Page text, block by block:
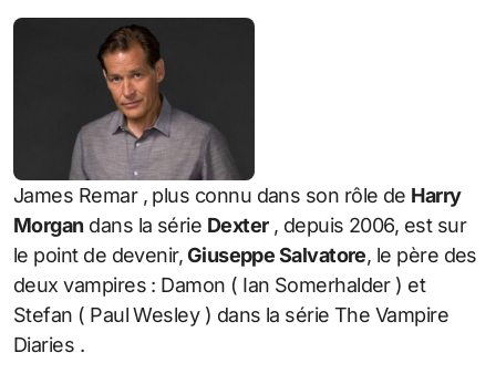
James Remar , plus connu dans son rôle de Harry
Morgan dans la série Dexter, depuis 2006, est sur
le point de devenir,Giuseppe Salvatore, le père des
deux vampires : Damon ( Ian Somerhalder ) et
Stefan ( Paul Wesley ) dans la série The Vampire
Diaries .